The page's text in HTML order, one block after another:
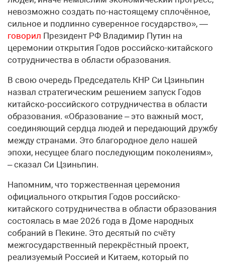
невозможно создать по-настоящему сплочённое,
сильное и подлинно суверенное государство», —
говорил Президент РФ Владимир Путин на
церемонии открытия Годов российско-китайского
сотрудничества в области образования.
В свою очередь Председатель КНР Си Цзиньпин
назвал стратегическим решением запуск Годов
китайско-российского сотрудничества в области
образования. «Образование – это важный мост,
соединяющий сердца людей и передающий дружбу
между странами. Это благородное дело нашей
эпохи, несущее благо последующим поколениям»,
– сказал Си Цзиньпин.
Напомним, что торжественная церемония
официального открытия Годов российско-
китайского сотрудничества в области образования
состоялась в мае 2026 года в Доме народных
собраний в Пекине. Это десятый по счёту
межгосударственный перекрёстный проект,
реализуемый Россией и Китаем, который по